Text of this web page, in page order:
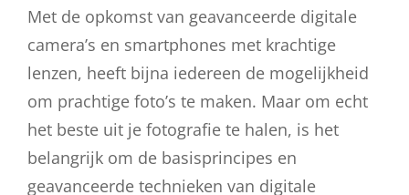
Met de opkomst van geavanceerde digitale
camera’s en smartphones met krachtige
lenzen, heeft bijna iedereen de mogelijkheid
om prachtige foto’s te maken. Maar om echt
het beste uit je fotografie te halen, is het
belangrijk om de basisprincipes en
geavanceerde technieken van digitale